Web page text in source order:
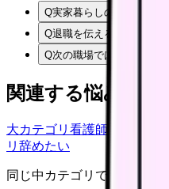
Q実家暮らしのは甘えです
Q退職を伝える前に何を準
Q次の職場では何を確認す
関連する悩みカテ
大カテゴリ 看護師の悩み
リ 辞めたい
同じ中カテゴリで見る